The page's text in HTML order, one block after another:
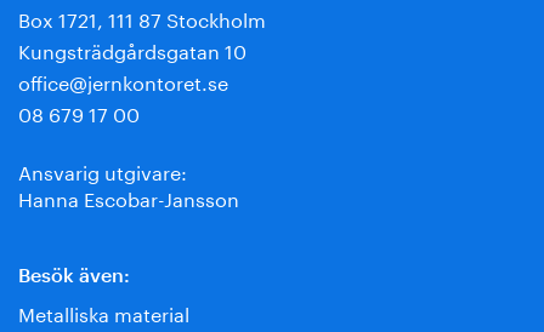
Box 1721, 111 87 Stockholm
Kungsträdgårdsgatan 10
office@jernkontoret.se
08 679 17 00
Ansvarig utgivare:
Hanna Escobar-Jansson
Besök även:
Metalliska material